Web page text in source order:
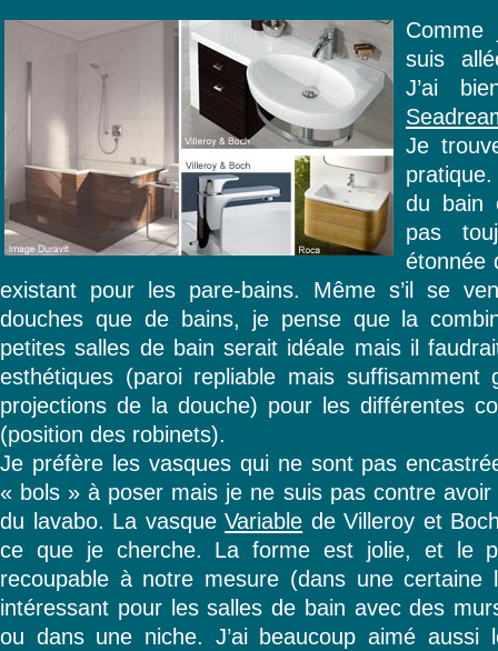
Comme
suis
J’ai
Je
du bain
pas
étonnée
existant pour les pare-bains. Même s’il se
douches que de bains, je pense que la
petites salles de bain serait idéale mais il
esthétiques (paroi repliable mais suffisamment
projections de la douche) pour les différentes
(position des robinets).
Je préfère les vasques qui ne sont pas
« bols » à poser mais je ne suis pas contre
du lavabo. La vasqueVariable de Villeroy et
ce que je cherche. La forme est jolie, et le
recoupable à notre mesure (dans une
intéressant pour les salles de bain avec des
ou dans une niche. J’ai beaucoup aimé